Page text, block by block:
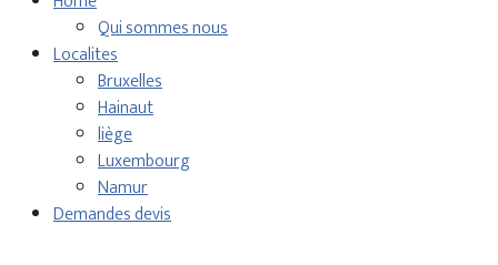
Qui sommes nous
Localites
Bruxelles
Hainaut
liège
Luxembourg
Namur
Demandes devis